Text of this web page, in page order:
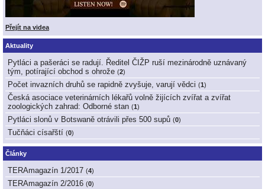
Přejít na videa
Aktuality
Pytláci a pašeráci se radují. Ředitel ČIŽP ruší mezinárodně uznávaný
tým, potírající obchod s ohrože (2)
Počet invazních druhů se rapidně zvyšuje, varují vědci (1 )
Česká asociace veterinárních lékařů volně žijících zvířat a zvířat
zoologických zahrad: Odborné stan (1 )
Pytláci slonů v Botswaně otrávili přes 500 supů (0)
Tučňáci císařští (0)
Články
TERAmagazín 1/2017 (4)
TERAmagazín 2/2016 (0)